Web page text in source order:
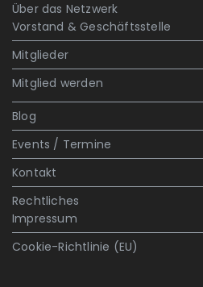
Über das Netzwerk
Vorstand & Geschäftsstelle
Mitglieder
Mitglied werden
Blog
Events / Termine
Kontakt
Rechtliches
Impressum
Cookie-Richtlinie (EU)